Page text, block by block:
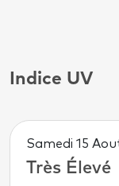
Indice UV
Samedi 15
Très Élevé